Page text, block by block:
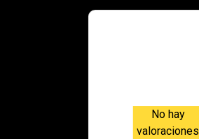
No hay
valoraciones